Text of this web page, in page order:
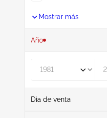
Mostrar más
Año
Día de venta